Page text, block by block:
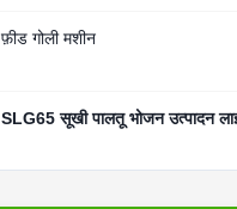
फ़ीड गोली मशीन
SLG65 सूखी पालतू भोजन उत्पादन